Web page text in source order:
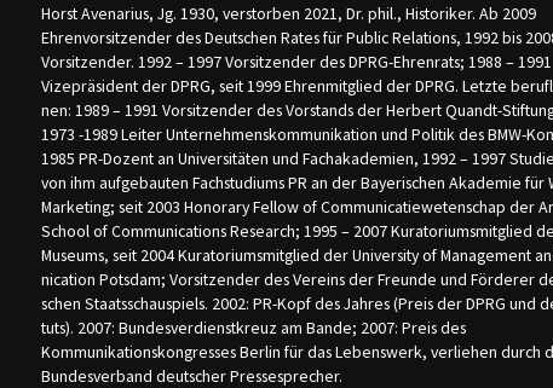
Horst Avenarius, Jg. 1930, verstorben 2021, Dr. phil., Historiker. Ab 2009
Ehrenvorsitzender des Deutschen Rates für Public Relations, 1992 bis
Vorsitzender. 1992 – 1997 Vorsitzender des DPRG-Ehrenrats; 1988 – 1991
Vizepräsident der DPRG, seit 1999 Ehrenmitglied der DPRG. Letzte
nen: 1989 – 1991 Vorsitzen­der des Vor­stands der Her­bert Quandt-
1973 -1989 Leiter Unternehmenskommunikation und Po­litik des BMW-
1985 PR-Do­zent an Uni­ver­sitäten und Fach­aka­demien, 1992 – 1997
von ihm aufgebau­ten Fach­stu­diums PR an der Bayerischen Akademie für
Marke­ting; seit 2003 Honorary Fellow of Communicatie­wetenschap der
School of Communications Research; 1995 – 2007 Ku­rato­riums­mit­glied
Museums, seit 2004 Kurato­riumsmit­glied der Uni­ver­si­ty of Management
nica­tion Potsdam; Vor­­sitzender des Ver­eins der Freun­de und Förderer
schen Staatsschau­spiels. 2002: PR-Kopf des Jahres (Preis der DPRG und
tuts). 2007: Bundesverdienstkreuz am Bande; 2007: Preis des
Kommunikationskongresses Berlin für das Lebenswerk, verliehen durch
Bundesverband deutscher Presse­sprecher.